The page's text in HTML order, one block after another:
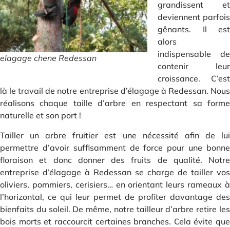
elagage chene Redessan
grandissent et
deviennent parfois
gênants. Il est
alors
indispensable de
contenir leur
croissance. C’est
là le travail de notre entreprise d’élagage à Redessan. Nous
réalisons chaque taille d’arbre en respectant sa forme
naturelle et son port !
Tailler un arbre fruitier est une nécessité afin de lui
permettre d’avoir suffisamment de force pour une bonne
floraison et donc donner des fruits de qualité. Notre
entreprise d’élagage à Redessan se charge de tailler vos
oliviers, pommiers, cerisiers… en orientant leurs rameaux à
l’horizontal, ce qui leur permet de profiter davantage des
bienfaits du soleil. De même, notre tailleur d’arbre retire les
bois morts et raccourcit certaines branches. Cela évite que